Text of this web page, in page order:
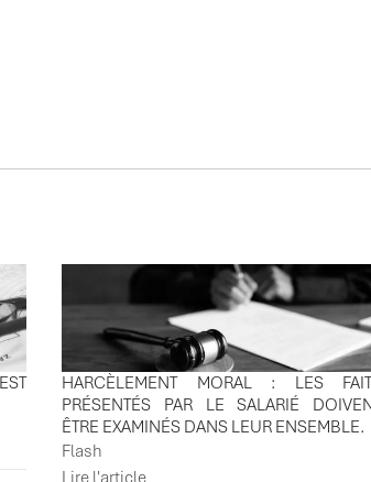
HARCÈLEMENT MORAL : LES
PRÉSENTÉS PAR LE SALARIÉ
ÊTRE EXAMINÉS DANS LEUR ENSEMBLE.
Flash
Lire l'article